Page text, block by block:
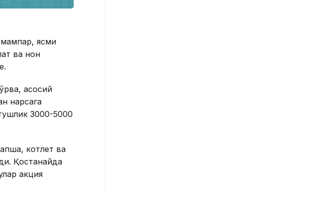
ясмиқ
ва нон
асосий
нарсага
3000-5000
котлет ва
Қостанайда
акция